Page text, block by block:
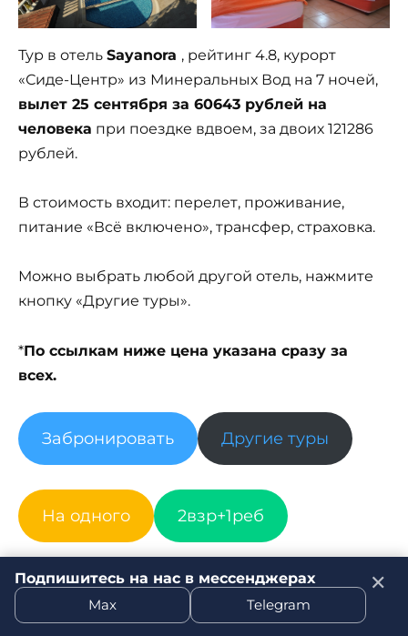
Тур в отель Sayanora , рейтинг 4.8, курорт
«Сиде-Центр» из Минеральных Вод на 7 ночей,
вылет 25 сентября за 60643 рублей на
человека при поездке вдвоем, за двоих 121286
рублей.
В стоимость входит: перелет, проживание,
питание «Всё включено», трансфер, страховка.
Можно выбрать любой другой отель, нажмите
кнопку «Другие туры».
*По ссылкам ниже цена указана сразу за
всех.
Забронировать Другие туры
На одного 2взр+1реб
Pemar Beach Resort 5*
Подпишитесь на нас в мессенджерах
Max
Telegram
✕